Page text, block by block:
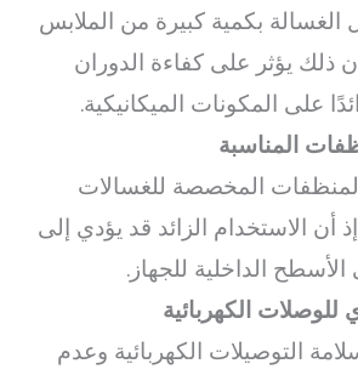
الغسالة بكمية كبيرة من الملابس
ذلك يؤثر على كفاءة الدوران
على المكونات الميكانيكية.
المناسبة
المخصصة للغسالات
أن الاستخدام الزائد قد يؤدي إلى
الأسطح الداخلية للجهاز.
الكهربائية
التوصيلات الكهربائية وعدم